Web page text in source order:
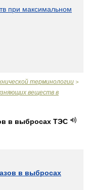
при максимальном
терминологии >
веществ в
в выбросах ТЭС
в выбросах